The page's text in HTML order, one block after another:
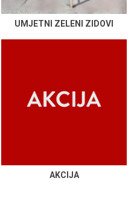
UMJETNI ZELENI ZIDOVI
AKCIJA